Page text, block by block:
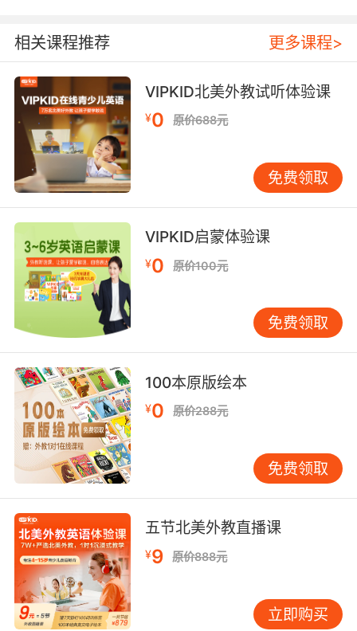
加标准、地道，坚持晨读就可以很好地提升自己
的听力和口语
如何提升听说能力
第二点：养成观看英语电影的
习惯
其实很多孩子都是喜欢看动画片或者是看动漫
的，那么不妨将自己看的内容换成是英文的，像
是很多经典的动画电影都是有英文原版的。那么
知名少儿英语培训机构
经验建议大家可以利用闲
暇时间来观看，无论是在家看还是去电影院看都
是一个不错的选择，在放松心情的同时也能学到
不少的英语知识。尤其是英文动画中涉及到的口
语都是非常简单并且实用的，孩子们学习掌握之
后就可以熟练地运用在自己的生活中了。
如何提升听说能力
第三点：养成听英语歌曲和英
语新闻的好习惯
其实孩子们的好习惯都是从小养成的，所以家长
们可以从小就培养孩子听英语歌、看英语报以及
听英语新闻的好习惯，久而久之他们就能很好地
提升自己的听力和口语，好的习惯是可以让孩子
受益一生的。
相关课程推荐 更多课程>
VIPKID北美外教试听体验课
¥0 原价688元
免费领取
VIPKID启蒙体验课
¥0 原价100元
免费领取
100本原版绘本
¥0 原价288元
免费领取
五节北美外教直播课
¥9 原价888元
立即购买